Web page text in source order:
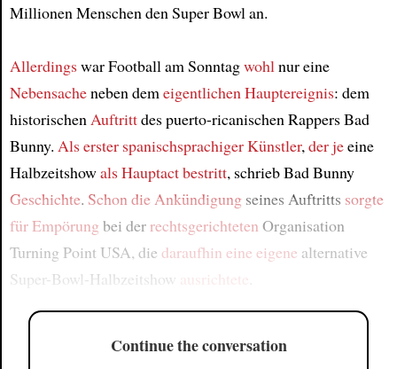
Millionen Menschen den Super Bowl an.
Allerdingswar Football am Sonntagwohl nur eine
Nebensacheneben dem eigentlichen Hauptereignis: dem
historischen Auftrittdes puerto-ricanischen Rappers Bad
Bunny. Als erster spanischsprachiger Künstler, der jeeine
Halbzeitshowals Hauptact bestritt, schrieb Bad Bunny
Geschichte. Schon die Ankündigungseines Auftritts sorgte
für Empörung bei der rechtsgerichteten Organisation
Turning Point USA, die daraufhin eine eigene alternative
Super-Bowl-Halbzeitshow ausrichtete
Continue the conversation